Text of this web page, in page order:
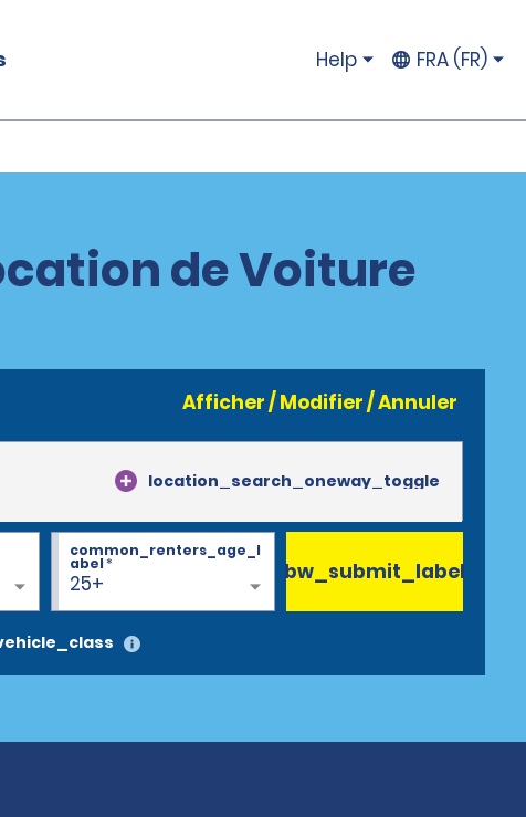
Help FRA (FR)
de Voiture
Afficher / Modifier / Annuler
location_search_oneway_toggle
25+
common_renters_age_l
abel* bw_submit_label